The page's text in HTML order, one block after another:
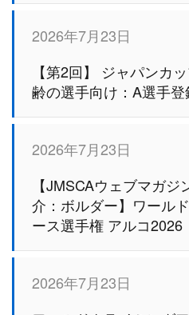
2026年7月23日
【第2回】 ジャパンカ
齢の選手向け：A選手
2026年7月23日
【JMSCAウェブマガ
介：ボルダー】ワール
ース選手権 アルコ2026
2026年7月23日